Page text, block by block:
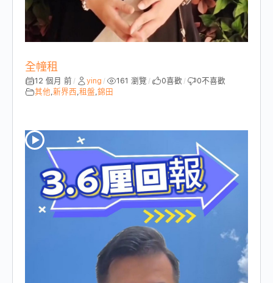
全幢租
12 個月 前 / ying / 161 瀏覽 / 0喜歡 / 0不喜歡
其他 新界西 租盤 錦田